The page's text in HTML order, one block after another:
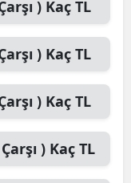
)Kaç TL
)Kaç TL
)Kaç TL
)Kaç TL